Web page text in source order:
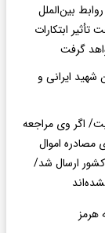
بین‌الملل
تأثیر ابتکارات
گرفت
ایرانی و
اگر وی مراجعه
اموال
ارسال شد/